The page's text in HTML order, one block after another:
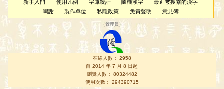
新手入門 使用凡例 字庫統計 隨機漢字
最近被搜索的漢字
鳴謝
製作單位 私隱政策 免責聲明 意見簿
（管理員 ）
在線人數： 2958
自 2014 年 7 月 8 日起
瀏覽人數： 80324482
使用次數： 294390715